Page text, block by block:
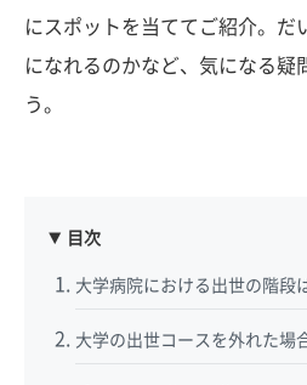
にスポットを当ててご紹介。だ
になれるのかなど、気になる疑
う。
目次
大学病院における出世の階段
大学の出世コースを外れた場